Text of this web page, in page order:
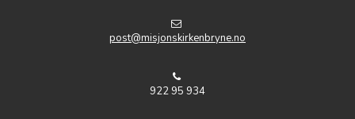
post@misjonskirkenbryne.no
922 95 934